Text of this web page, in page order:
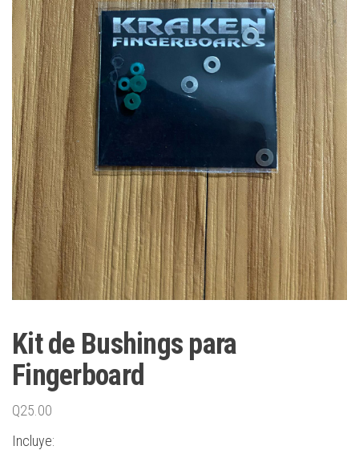
Kit de Bushings para
Fingerboard
Q25.00
Incluye: